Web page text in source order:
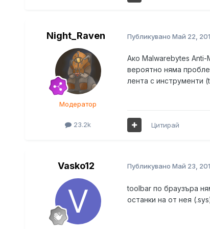
Night_Raven
Модератор
23.2k
Публикувано Май 22,
Ако Malwarebytes Anti-
вероятно няма
лента с инструменти
Цитирай
Vasko12 Публикувано Май 23,
toolbar по браузъра
останки на от нея